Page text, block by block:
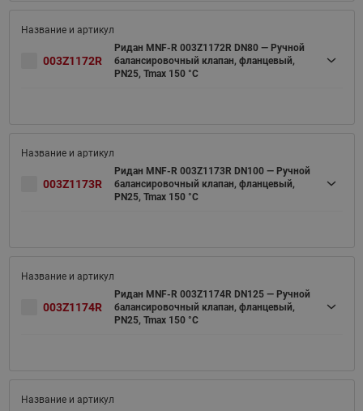
003Z1172R
Ридан MNF-R 003Z1172R DN80 — Ручной
балансировочный клапан, фланцевый,
PN25, Tmax 150 °C
003Z1173R
Ридан MNF-R 003Z1173R DN100 — Ручной
балансировочный клапан, фланцевый,
PN25, Tmax 150 °C
003Z1174R
Ридан MNF-R 003Z1174R DN125 — Ручной
балансировочный клапан, фланцевый,
PN25, Tmax 150 °C